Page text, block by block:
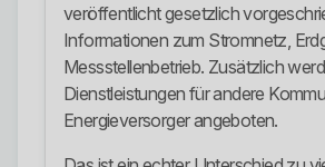
veröffentlicht gesetzlich
Informationen zum Stromnetz,
Messstellenbetrieb. Zusätzlich
Dienstleistungen für andere
Energieversorger angeboten.